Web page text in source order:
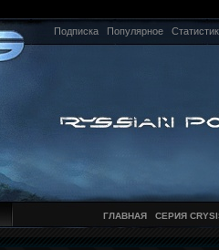
Подписка Популярное
ГЛАВНАЯ СЕРИЯ